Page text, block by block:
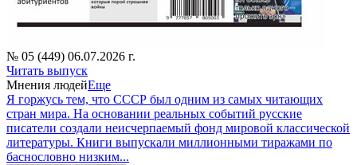
№ 05 (449) 06.07.2026 г.
Читать выпуск
Мнения людейЕще
Я горжусь тем, что СССР был одним из самых читающих
стран мира. На основании реальных событий русские
писатели создали неисчерпаемый фонд мировой классической
литературы. Книги выпускали миллионными тиражами по
баснословно низким...